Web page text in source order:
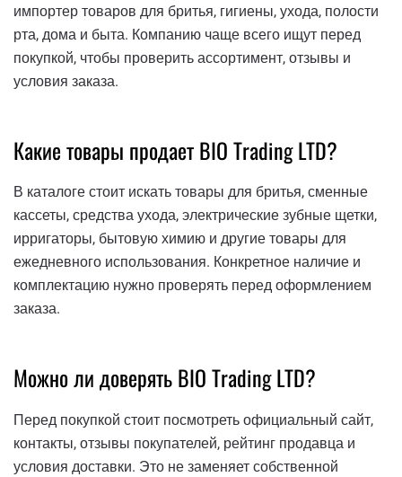
импортер товаров для бритья, гигиены, ухода, полости
рта, дома и быта. Компанию чаще всего ищут перед
покупкой, чтобы проверить ассортимент, отзывы и
условия заказа.
Какие товары продает BIO Trading LTD?
В каталоге стоит искать товары для бритья, сменные
кассеты, средства ухода, электрические зубные щетки,
ирригаторы, бытовую химию и другие товары для
ежедневного использования. Конкретное наличие и
комплектацию нужно проверять перед оформлением
заказа.
Можно ли доверять BIO Trading LTD?
Перед покупкой стоит посмотреть официальный сайт,
контакты, отзывы покупателей, рейтинг продавца и
условия доставки. Это не заменяет собственной